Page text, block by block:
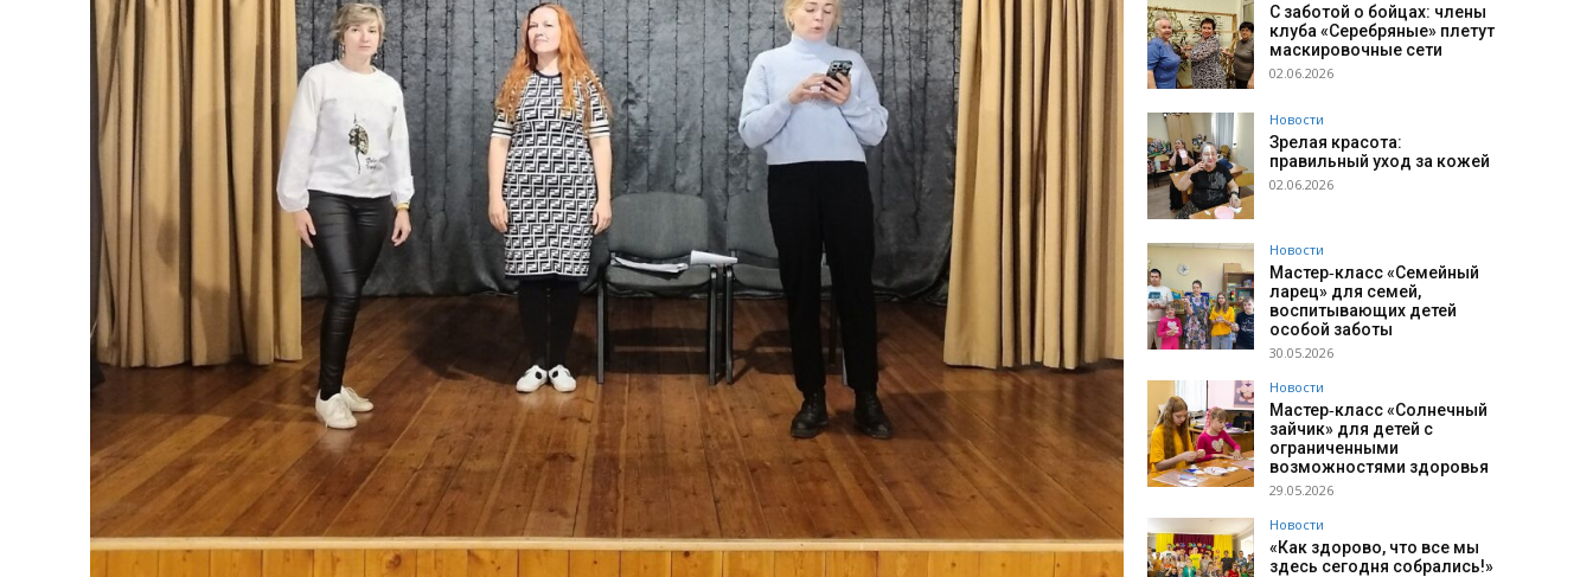
С заботой о бойцах: члены
клуба «Серебряные» плетут
маскировочные сети
02.06.2026
Новости
Зрелая красота:
правильный уход за кожей
02.06.2026
Новости
Мастер‑класс «Семейный
ларец» для семей,
воспитывающих детей
особой заботы
30.05.2026
Новости
Мастер‑класс «Солнечный
зайчик» для детей с
ограниченными
возможностями здоровья
29.05.2026
Новости
«Как здорово, что все мы
здесь сегодня собрались!»